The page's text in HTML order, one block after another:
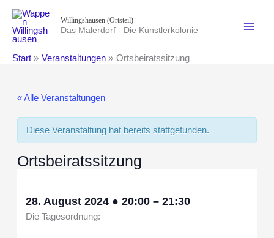
Inhalt
springen
Willingshausen (Ortsteil)
Das Malerdorf - Die Künstlerkolonie
Start Veranstaltungen Ortsbeiratssitzung
« Alle Veranstaltungen
Diese Veranstaltung hat bereits stattgefunden.
Ortsbeiratssitzung
28. August 2024 ●20:00–21:30
Die Tagesordnung: